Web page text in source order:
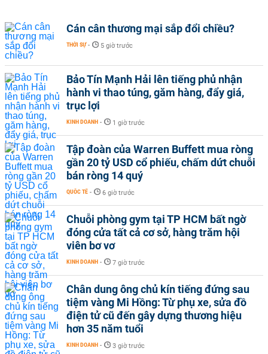
Cán cân thương mại sắp đổi chiều?
THỜI SỰ - 5 giờ trước
Bảo Tín Mạnh Hải lên tiếng phủ nhận
hành vi thao túng, găm hàng, đẩy giá,
trục lợi
KINH DOANH - 1 giờ trước
Tập đoàn của Warren Buffett mua ròng
gần 20 tỷ USD cổ phiếu, chấm dứt chuỗi
bán ròng 14 quý
QUỐC TẾ - 6 giờ trước
Chuỗi phòng gym tại TP HCM bất ngờ
đóng cửa tất cả cơ sở, hàng trăm hội
viên bơ vơ
KINH DOANH - 7 giờ trước
Chân dung ông chủ kín tiếng đứng sau
tiệm vàng Mi Hồng: Từ phụ xe, sửa đồ
điện tử cũ đến gây dựng thương hiệu
hơn 35 năm tuổi
KINH DOANH - 3 giờ trước